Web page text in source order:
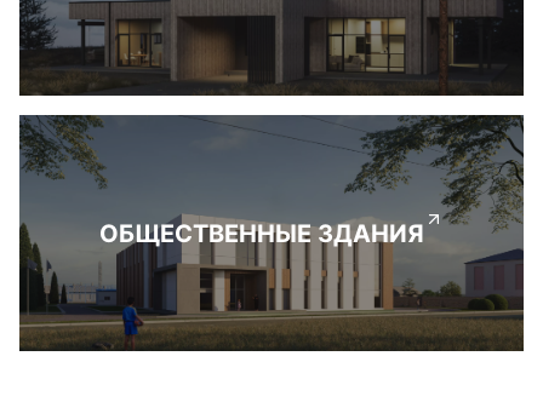
ОБЩЕСТВЕННЫЕ ЗДАНИЯ